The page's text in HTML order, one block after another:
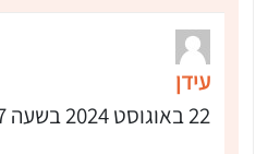
עידן
22 באוגוסט 2024 בשעה 14:7